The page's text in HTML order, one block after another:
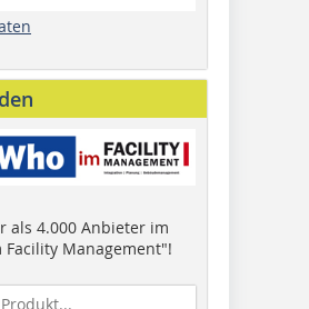
als 4.000 Anbieter im
Facility Management"!